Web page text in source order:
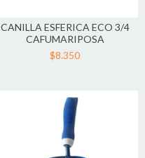
CANILLA ESFERICA ECO 3/4
CAFUMARIPOSA
$8.350